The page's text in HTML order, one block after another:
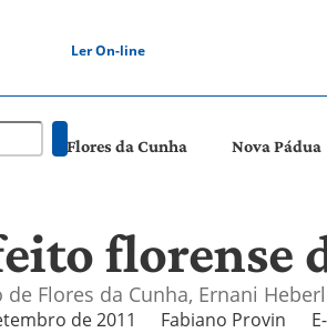
Ler On-line
Flores da Cunha Nova Pádua
florense
Flores da Cunha, Ernani
de 2011 Fabiano Provin